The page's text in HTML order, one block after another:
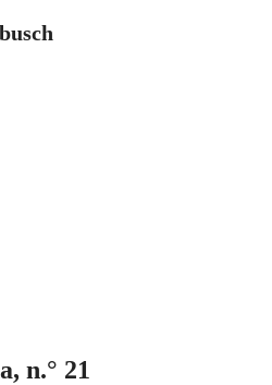
, n.° 21